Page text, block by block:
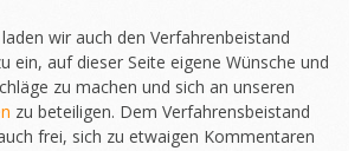
wir auch den Verfahrenbeistand
ein, auf dieser Seite eigene Wünsche und
zu machen und sich an unseren
zu beteiligen. Dem Verfahrensbeistand
frei, sich zu etwaigen Kommentaren